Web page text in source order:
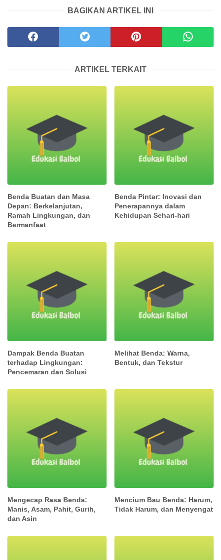
BAGIKAN ARTIKEL INI
ARTIKEL TERKAIT
Benda Buatan dan Masa
Depan: Berkelanjutan,
Ramah Lingkungan, dan
Bermanfaat
Benda Pintar: Inovasi dan
Penerapannya dalam
Kehidupan Sehari-hari
Dampak Benda Buatan
terhadap Lingkungan:
Pencemaran dan Solusi
Melihat Benda: Warna,
Bentuk, dan Tekstur
Mengecap Rasa Benda:
Manis, Asam, Pahit, Gurih,
dan Asin
Mencium Bau Benda: Harum,
Tidak Harum, dan Menyengat